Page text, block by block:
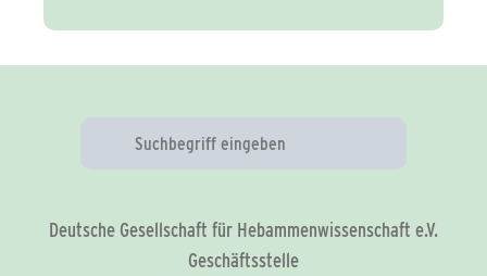
Deutsche Gesellschaft für Hebammenwissenschaft e.V.
Geschäftsstelle